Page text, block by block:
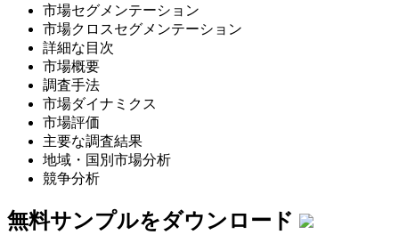
市場セグメンテーション
市場クロスセグメンテーション
詳細な目次
市場概要
調査手法
市場ダイナミクス
市場評価
主要な調査結果
地域・国別市場分析
競争分析
無料サンプルをダウンロード